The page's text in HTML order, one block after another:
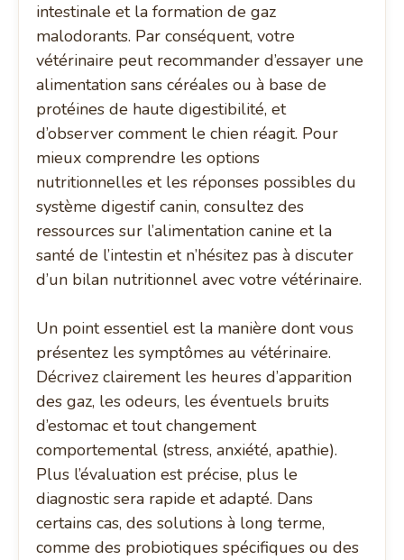
intestinale et la formation de gaz
malodorants. Par conséquent, votre
vétérinaire peut recommander d’essayer une
alimentation sans céréales ou à base de
protéines de haute digestibilité, et
d’observer comment le chien réagit. Pour
mieux comprendre les options
nutritionnelles et les réponses possibles du
système digestif canin, consultez des
ressources sur l’alimentation canine et la
santé de l’intestin et n’hésitez pas à discuter
d’un bilan nutritionnel avec votre vétérinaire.
Un point essentiel est la manière dont vous
présentez les symptômes au vétérinaire.
Décrivez clairement les heures d’apparition
des gaz, les odeurs, les éventuels bruits
d’estomac et tout changement
comportemental (stress, anxiété, apathie).
Plus l’évaluation est précise, plus le
diagnostic sera rapide et adapté. Dans
certains cas, des solutions à long terme,
comme des probiotiques spécifiques ou des